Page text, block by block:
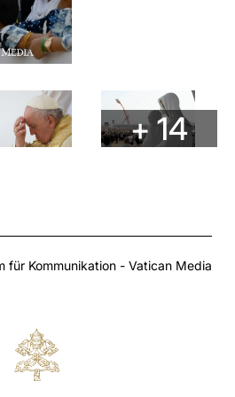
+ 14
Kommunikation - Vatican Media